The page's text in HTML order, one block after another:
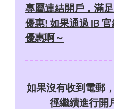
專屬連結開戶，滿
優惠! 如果通過 IB
優惠啊～
如果沒有收到電郵
徑繼續進行開